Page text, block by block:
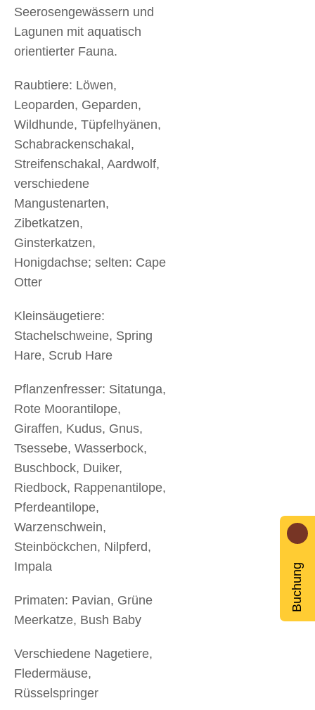
Seerosengewässern und
Lagunen mit aquatisch
orientierter Fauna.
Raubtiere: Löwen,
Leoparden, Geparden,
Wildhunde, Tüpfelhyänen,
Schabrackenschakal,
Streifenschakal, Aardwolf,
verschiedene
Mangustenarten,
Zibetkatzen,
Ginsterkatzen,
Honigdachse; selten: Cape
Otter
Kleinsäugetiere:
Stachelschweine, Spring
Hare, Scrub Hare
Pflanzenfresser: Sitatunga,
Rote Moorantilope,
Giraffen, Kudus, Gnus,
Tsessebe, Wasserbock,
Buschbock, Duiker,
Riedbock, Rappenantilope,
Pferdeantilope,
Warzenschwein,
Steinböckchen, Nilpferd,
Impala
Primaten: Pavian, Grüne
Meerkatze, Bush Baby
Verschiedene Nagetiere,
Fledermäuse,
Rüsselspringer
Buchung